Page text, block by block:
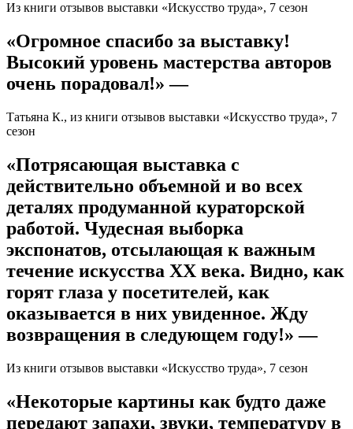
Из книги отзывов выставки «Искусство труда», 7 сезон
«Огромное спасибо за выставку!
Высокий уровень мастерства авторов
очень порадовал!» —
Татьяна К., из книги отзывов выставки «Искусство труда», 7
сезон
«Потрясающая выставка с
действительно объемной и во всех
деталях продуманной кураторской
работой. Чудесная выборка
экспонатов, отсылающая к важным
течение искусства ХХ века. Видно, как
горят глаза у посетителей, как
оказывается в них увиденное. Жду
возвращения в следующем году!» —
Из книги отзывов выставки «Искусство труда», 7 сезон
«Некоторые картины как будто даже
передают запахи, звуки, температуру в